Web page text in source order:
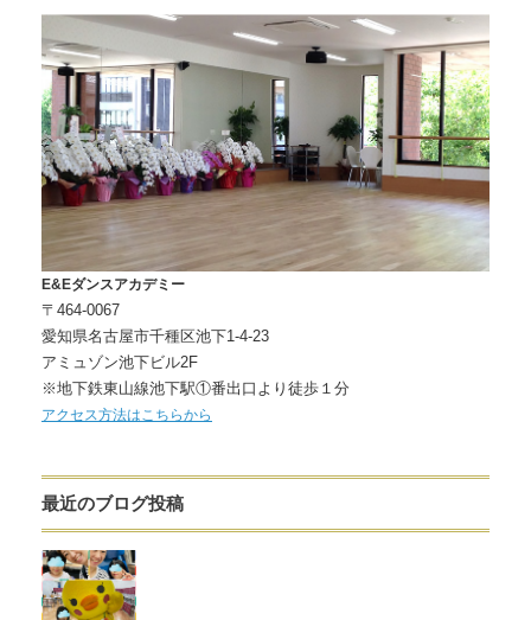
E&Eダンスアカデミー
〒464-0067
愛知県名古屋市千種区池下1-4-23
アミュゾン池下ビル2F
※地下鉄東山線池下駅①番出口より徒歩１分
アクセス方法はこちらから
最近のブログ投稿